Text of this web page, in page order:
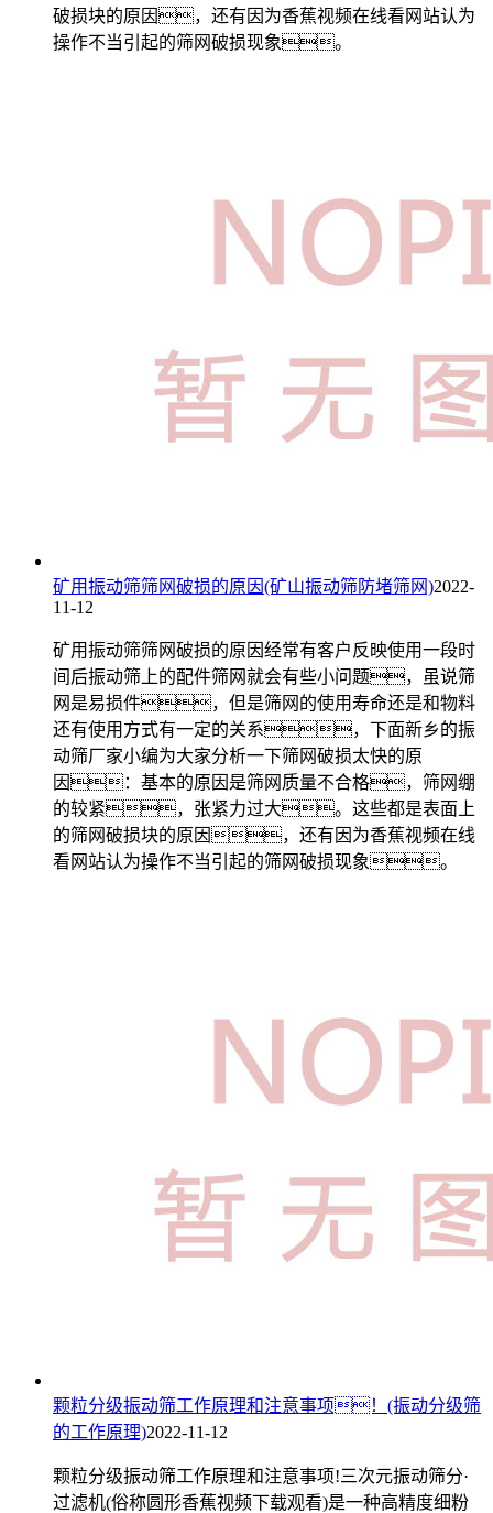
破损块的原因，还有因为香蕉视频在线看网站认为
操作不当引起的筛网破损现象。
矿用振动筛筛网破损的原因(矿山振动筛防堵筛网)2022-
11-12
矿用振动筛筛网破损的原因经常有客户反映使用一段时
间后振动筛上的配件筛网就会有些小问题，虽说筛
网是易损件，但是筛网的使用寿命还是和物料
还有使用方式有一定的关系，下面新乡的振
动筛厂家小编为大家分析一下筛网破损太快的原
因：基本的原因是筛网质量不合格，筛网绷
的较紧，张紧力过大。这些都是表面上
的筛网破损块的原因，还有因为香蕉视频在线
看网站认为操作不当引起的筛网破损现象。
颗粒分级振动筛工作原理和注意事项！(振动分级筛
的工作原理)2022-11-12
颗粒分级振动筛工作原理和注意事项!三次元振动筛分·
过滤机(俗称圆形香蕉视频下载观看)是一种高精度细粉